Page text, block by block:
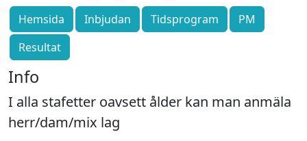
Hemsida
Inbjudan Tidsprogram
PM
Resultat
Info
I alla stafetter oavsett ålder kan man anmäla
herr/dam/mix lag